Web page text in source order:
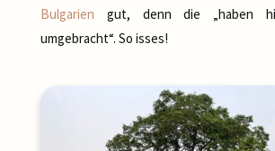
Bulgarien gut, denn die „haben
umgebracht“. So isses!